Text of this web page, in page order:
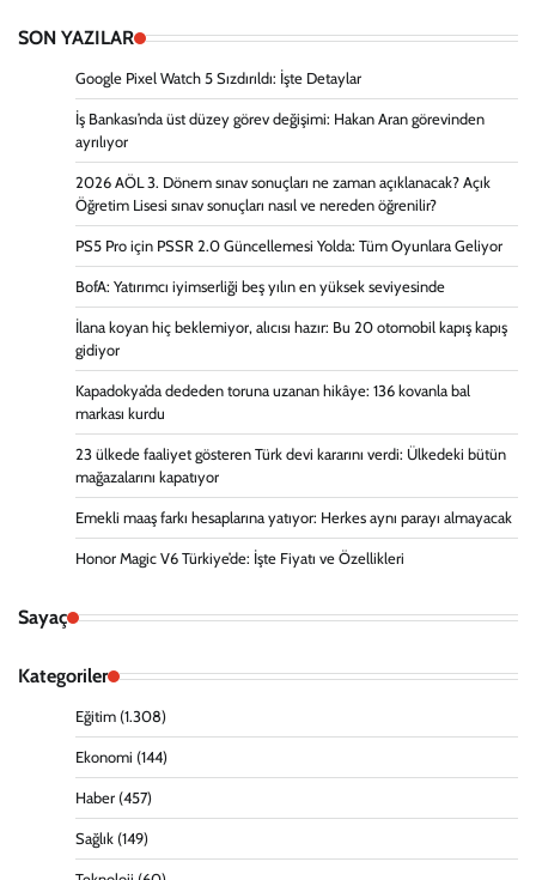
SON YAZILAR
Google Pixel Watch 5 Sızdırıldı: İşte Detaylar
İş Bankası’nda üst düzey görev değişimi: Hakan Aran görevinden
ayrılıyor
2026 AÖL 3. Dönem sınav sonuçları ne zaman açıklanacak? Açık
Öğretim Lisesi sınav sonuçları nasıl ve nereden öğrenilir?
PS5 Pro için PSSR 2.0 Güncellemesi Yolda: Tüm Oyunlara Geliyor
BofA: Yatırımcı iyimserliği beş yılın en yüksek seviyesinde
İlana koyan hiç beklemiyor, alıcısı hazır: Bu 20 otomobil kapış kapış
gidiyor
Kapadokya’da dededen toruna uzanan hikâye: 136 kovanla bal
markası kurdu
23 ülkede faaliyet gösteren Türk devi kararını verdi: Ülkedeki bütün
mağazalarını kapatıyor
Emekli maaş farkı hesaplarına yatıyor: Herkes aynı parayı almayacak
Honor Magic V6 Türkiye’de: İşte Fiyatı ve Özellikleri
Sayaç
Kategoriler
Eğitim (1.308)
Ekonomi (144)
Haber (457)
Sağlık (149)